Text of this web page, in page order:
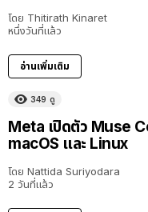
โดย Thitirath Kinaret
หนึ่งวันที่แล้ว
อ่านเพิ่มเติม
349 ดู
Meta เปิดตัว Muse
macOS และ Linux
โดย Nattida Suriyodara
2 วันที่แล้ว